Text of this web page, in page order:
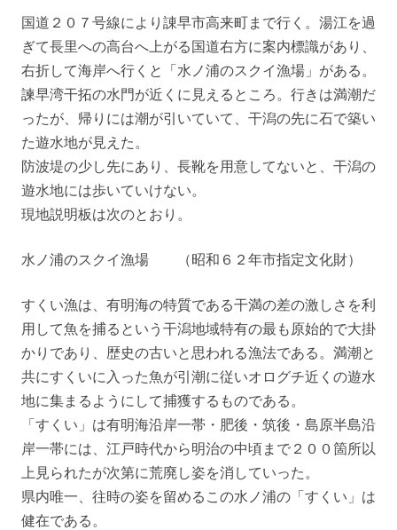
国道２０７号線により諌早市高来町まで行く。湯江を過
ぎて長里への高台へ上がる国道右方に案内標識があり、
右折して海岸へ行くと「水ノ浦のスクイ漁場」がある。
諫早湾干拓の水門が近くに見えるところ。行きは満潮だ
ったが、帰りには潮が引いていて、干潟の先に石で築い
た遊水地が見えた。
防波堤の少し先にあり、長靴を用意してないと、干潟の
遊水地には歩いていけない。
現地説明板は次のとおり。
水ノ浦のスクイ漁場 （昭和６２年市指定文化財）
すくい漁は、有明海の特質である干満の差の激しさを利
用して魚を捕るという干潟地域特有の最も原始的で大掛
かりであり、歴史の古いと思われる漁法である。満潮と
共にすくいに入った魚が引潮に従いオログチ近くの遊水
地に集まるようにして捕獲するものである。
「すくい」は有明海沿岸一帯・肥後・筑後・島原半島沿
岸一帯には、江戸時代から明治の中頃まで２００箇所以
上見られたが次第に荒廃し姿を消していった。
県内唯一、往時の姿を留めるこの水ノ浦の「すくい」は
健在である。